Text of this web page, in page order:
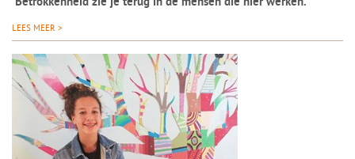
LEES MEER >